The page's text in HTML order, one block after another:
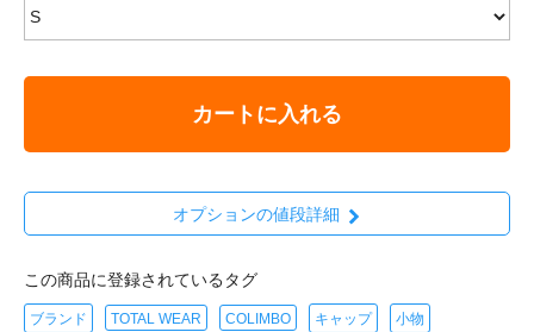
カートに入れる
オプションの値段詳細
この商品に登録されているタグ
ブランド TOTAL WEAR COLIMBO キャップ 小物